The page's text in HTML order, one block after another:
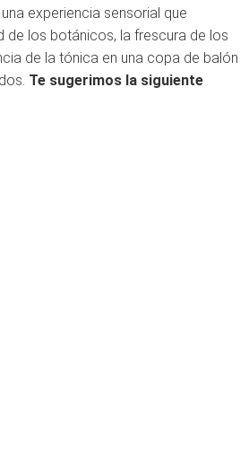
experiencia sensorial que
de los botánicos, la frescura de los
de la tónica en una copa de balón
Te sugerimos la siguiente